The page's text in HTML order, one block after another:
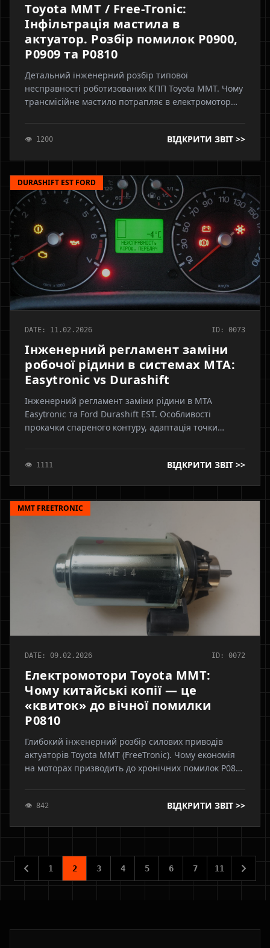
Toyota MMT / Free-Tronic:
Інфільтрація мастила в
актуатор. Розбір помилок P0900,
P0909 та P0810
Детальний інженерний розбір типової
несправності роботизованих КПП Toyota MMT. Чому
трансмісійне мастило потрапляє в електромотор
Алгоритм правильної діагностики та ремонту із
👁 1200 ВІДКРИТИ ЗВІТ >>
DURASHIFT EST FORD
DATE: 11.02.2026 ID: 0073
Інженерний регламент заміни
робочої рідини в системах MTA:
Easytronic vs Durashift
Інженерний регламент заміни рідини в MTA
Easytronic та Ford Durashift EST. Особливості
прокачки спареного контуру, адаптація точки
👁 1111 ВІДКРИТИ ЗВІТ >>
MMT FREETRONIC
DATE: 09.02.2026 ID: 0072
Електромотори Toyota MMT:
Чому китайські копії — це
«квиток» до вічної помилки
P0810
Глибокий інженерний розбір силових приводів
актуаторів Toyota MMT (FreeTronic). Чому економія
на моторах призводить до хронічних помилок P0810
👁 842 ВІДКРИТИ ЗВІТ >>
1 2 3 4 5 6 7 11